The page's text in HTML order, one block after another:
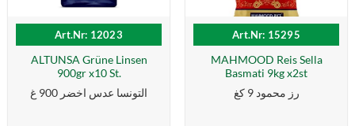
Art.Nr: 12023
ALTUNSA Grüne Linsen
900gr x10 St.
التونسا عدس اخضر 900 غ
Art.Nr: 15295
MAHMOOD Reis Sella
Basmati 9kg x2st
رز محمود 9 كغ